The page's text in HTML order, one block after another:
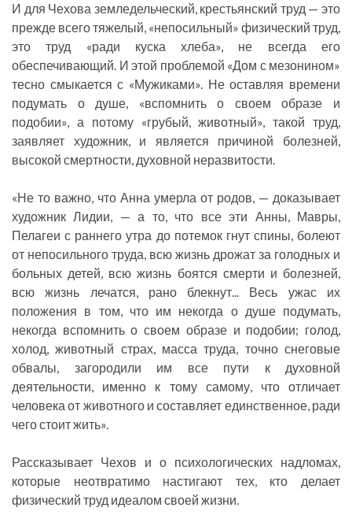
И для Чехова земледельческий, крестьянский труд — это
прежде всего тяжелый, «непосильный» физический труд,
это труд «ради куска хлеба», не всегда его
обеспечивающий. И этой проблемой «Дом с мезонином»
тесно смыкается с «Мужиками». Не оставляя времени
подумать о душе, «вспомнить о своем образе и
подобии», а потому «грубый, животный», такой труд,
заявляет художник, и является причиной болезней,
высокой смертности, духовной неразвитости.
«Не то важно, что Анна умерла от родов, — доказывает
художник Лидии, — а то, что все эти Анны, Мавры,
Пелагеи с раннего утра до потемок гнут спины, болеют
от непосильного труда, всю жизнь дрожат за голодных и
больных детей, всю жизнь боятся смерти и болезней,
всю жизнь лечатся, рано блекнут... Весь ужас их
положения в том, что им некогда о душе подумать,
некогда вспомнить о своем образе и подобии; голод,
холод, животный страх, масса труда, точно снеговые
обвалы, загородили им все пути к духовной
деятельности, именно к тому самому, что отличает
человека от животного и составляет единственное, ради
чего стоит жить».
Рассказывает Чехов и о психологических надломах,
которые неотвратимо настигают тех, кто делает
физический труд идеалом своей жизни.